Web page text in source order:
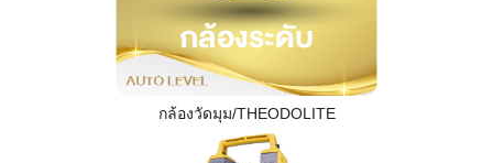
กล้องวัดมุม/THEODOLITE